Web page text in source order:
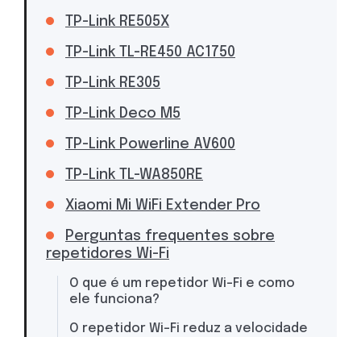
TP-Link RE505X
TP-Link TL-RE450 AC1750
TP-Link RE305
TP-Link Deco M5
TP-Link Powerline AV600
TP-Link TL-WA850RE
Xiaomi Mi WiFi Extender Pro
Perguntas frequentes sobre
repetidores Wi-Fi
O que é um repetidor Wi-Fi e como
ele funciona?
O repetidor Wi-Fi reduz a velocidade